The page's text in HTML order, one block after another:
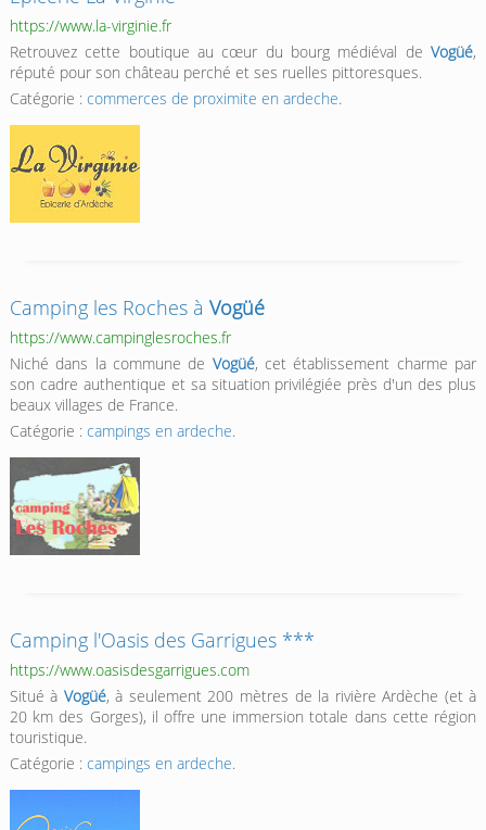
https://www.la-virginie.fr
Retrouvez cette boutique au cœur du bourg médiéval deVogüé,
réputé pour son château perché et ses ruelles pittoresques.
Catégorie : commerces de proximite en ardeche.
Camping les Roches à Vogüé
https://www.campinglesroches.fr
Niché dans la commune de Vogüé, cet établissement charme par
son cadre authentique et sa situation privilégiée près d'un des plus
beaux villages de France.
Catégorie : campings en ardeche.
Camping l'Oasis des Garrigues ***
https://www.oasisdesgarrigues.com
Situé à Vogüé, à seulement 200 mètres de la rivière Ardèche (et à
20 km des Gorges), il offre une immersion totale dans cette région
touristique.
Catégorie : campings en ardeche.